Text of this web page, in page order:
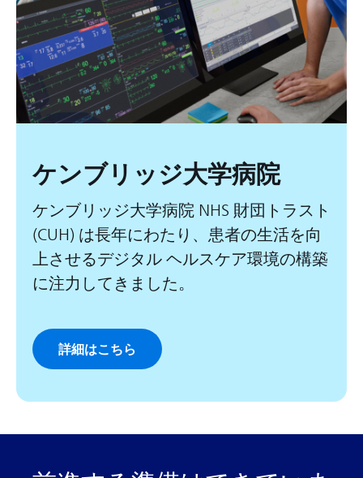
ケンブリッジ大学病院
ケンブリッジ大学病院 NHS 財団トラスト
(CUH) は長年にわたり、患者の生活を向
上させるデジタル ヘルスケア環境の構築
に注力してきました。
詳細はこちら